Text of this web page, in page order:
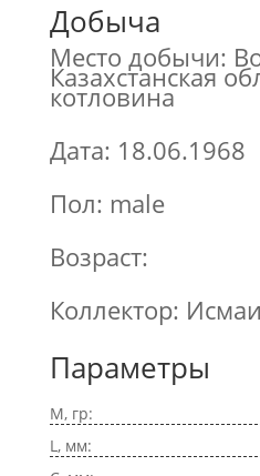
Добыча
Место добычи:
Казахстанская
котловина
Дата: 18.06.1968
Пол: male
Возраст:
Коллектор:
Параметры
M, гр:
L, мм: